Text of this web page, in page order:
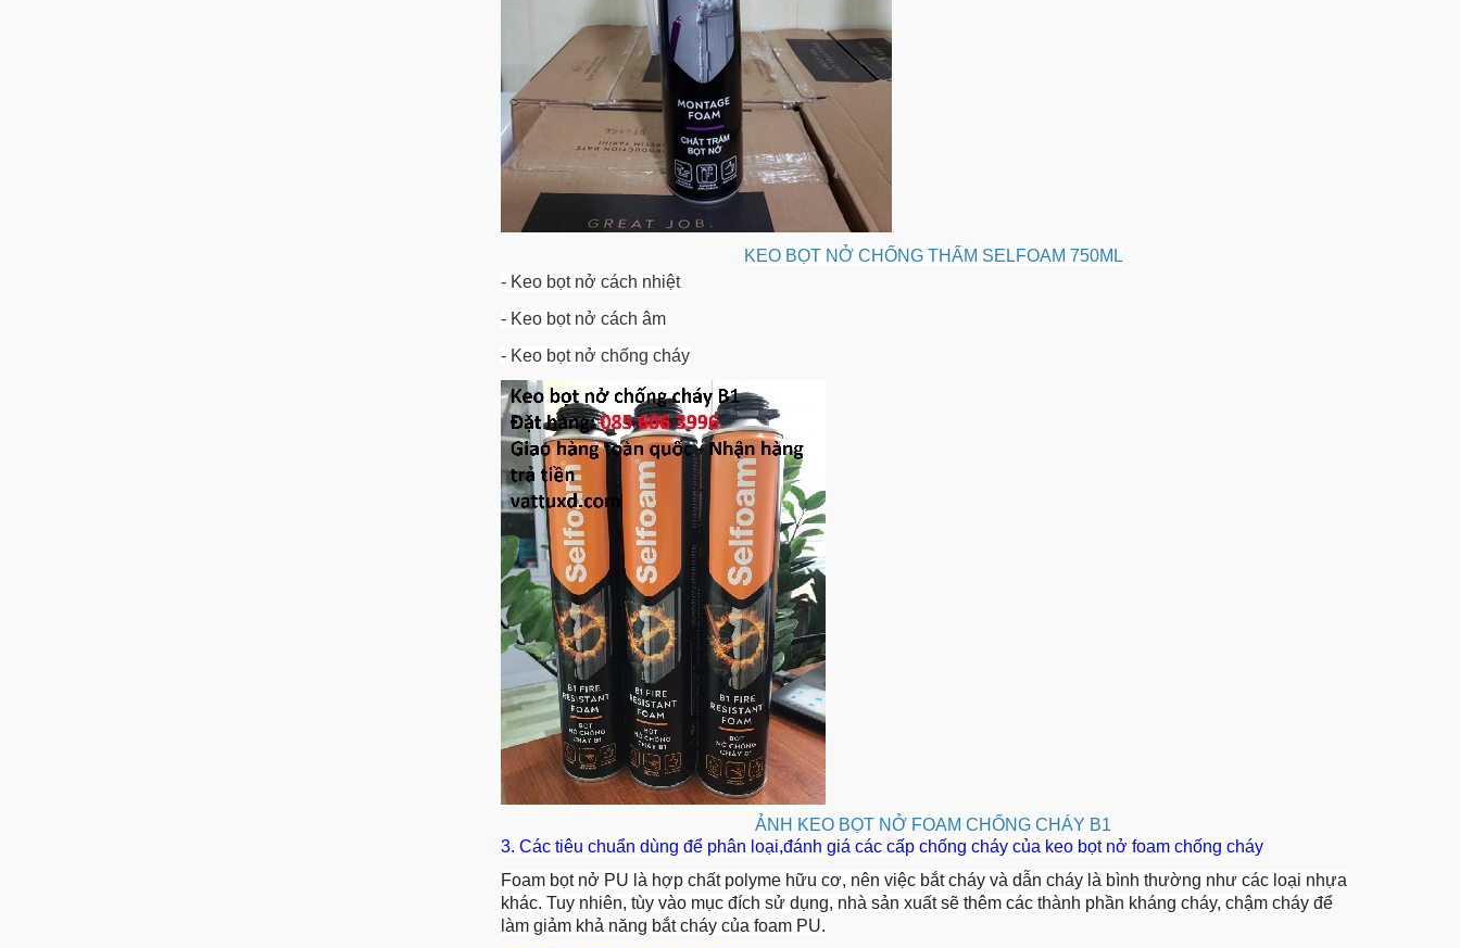
KEO BỌT NỞ CHỐNG THẤM SELFOAM 750ML
- Keo bọt nở cách nhiệt
- Keo bọt nở cách âm
- Keo bọt nở chống cháy
ẢNH KEO BỌT NỞ FOAM CHỐNG CHÁY B1
3. Các tiêu chuẩn dùng để phân loại,đánh giá các cấp chống cháy của keo bọt nở foam chống cháy
Foam bọt nở PU là hợp chất polyme hữu cơ, nên việc bắt cháy và dẫn cháy là bình thường như các loại nhựa
khác. Tuy nhiên, tùy vào mục đích sử dụng, nhà sản xuất sẽ thêm các thành phần kháng cháy, chậm cháy để
làm giảm khả năng bắt cháy của foam PU.